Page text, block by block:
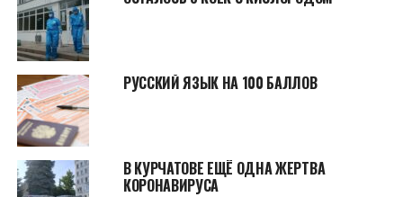
РУССКИЙ ЯЗЫК НА 100 БАЛЛОВ
В КУРЧАТОВЕ ЕЩЁ ОДНА ЖЕРТВА
КОРОНАВИРУСА